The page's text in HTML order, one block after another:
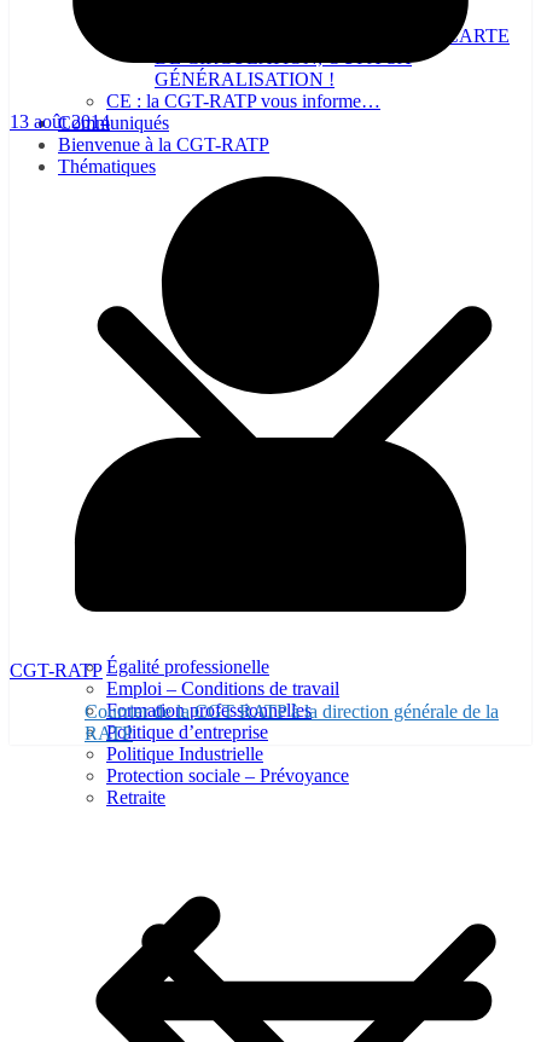
NON A LA SUPPRESSION DE LA CARTE
DE CIRCULATION, OUI À SA
GÉNÉRALISATION !
CE : la CGT-RATP vous informe…
Communiqués
Bienvenue à la CGT-RATP
Thématiques
Égalité professionelle
Emploi – Conditions de travail
Formation professionnelles
Politique d’entreprise
Politique Industrielle
Protection sociale – Prévoyance
Retraite
13 août 2014
CGT-RATP
Courrier de la CGT RATP à la direction générale de la
RATP